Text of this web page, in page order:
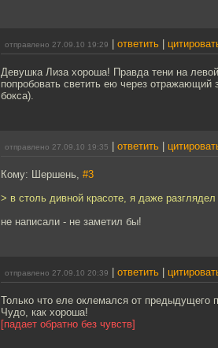
отправлено 27.09.10 19:29 ответить
Девушка Лиза хороша! Правда тени на
попробовать светить ею через
бокса).
отправлено 27.09.10 19:35 ответить
Кому: Шершень, #3
> в столь дивной красоте, я даже
не написали - не заметил бы!
отправлено 27.09.10 20:39 ответить
Только что еле оклемался от предыдущего
Чудо, как хороша!
[падает обратно без чувств]